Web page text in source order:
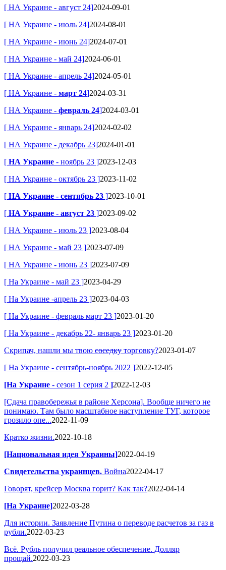
[ НА Украине - август 24]2024-09-01
[ НА Украине - июль 24]2024-08-01
[ НА Украине - июнь 24]2024-07-01
[ НА Украине - май 24]2024-06-01
[ НА Украине - апрель 24]2024-05-01
[ НА Украине - март 24]2024-03-31
[ НА Украине - февраль 24]2024-03-01
[ НА Украине - январь 24]2024-02-02
[ НА Украине - декабрь 23]2024-01-01
[ НА Украине - ноябрь 23 ]2023-12-03
[ НА Украине - октябрь 23 ]2023-11-02
[ НА Украине - сентябрь 23 ]2023-10-01
[ НА Украине - август 23 ]2023-09-02
[ НА Украине - июль 23 ]2023-08-04
[ НА Украине - май 23 ]2023-07-09
[ НА Украине - июнь 23 ]2023-07-09
[ На Украине - май 23 ]2023-04-29
[ На Украине -апрель 23 ]2023-04-03
[ На Украине - февраль март 23 ]2023-01-20
[ На Украине - декабрь 22- январь 23 ]2023-01-20
Скрипач, нашли мы твою соседку торговку?2023-01-07
[ На Украине - сентябрь-ноябрь 2022 ]2022-12-05
[На Украине - сезон 1 серия 2 ]2022-12-03
[Сдача правобережья в районе Херсона]. Вообще ничего не
понимаю. Там было масштабное наступление ТУГ, которое
грозило опе...2022-11-09
Кратко жизни.2022-10-18
[Национальная идея Украины]2022-04-19
Свидетельства украинцев. Война2022-04-17
Говорят, крейсер Москва горит? Как так?2022-04-14
[На Украине]2022-03-28
Для истории. Заявление Путина о переводе расчетов за газ в
рубли.2022-03-23
Всё. Рубль получил реальное обеспечение. Долляр
прощай.2022-03-23